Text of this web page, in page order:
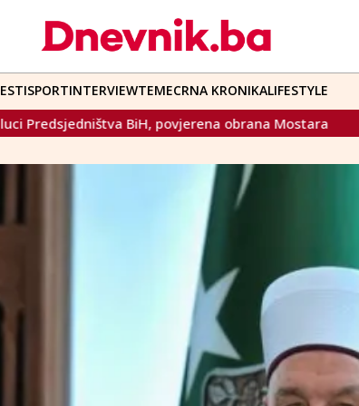
SPORTINTERVIEWTEMECRNA KRONIKALIFESTYLE
obrana Mostara Osuđeni talijanski